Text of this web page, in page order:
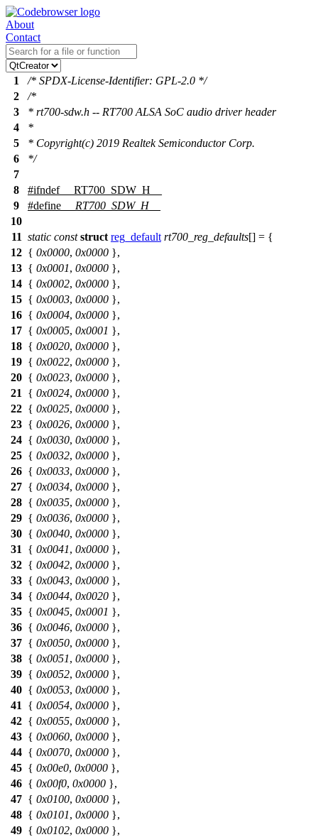
About
Contact
1
/* SPDX-License-Identifier: GPL-2.0 */
2
/*
3
* rt700-sdw.h -- RT700 ALSA SoC audio driver header
4
*
5
* Copyright(c) 2019 Realtek Semiconductor Corp.
6
*/
7
8
#ifndef
__RT700_SDW_H__
9
#define
__RT700_SDW_H__
10
11 static const struct reg_default rt700_reg_defaults[] = {
12 { 0x0000, 0x0000 },
13 { 0x0001, 0x0000 },
14 { 0x0002, 0x0000 },
15 { 0x0003, 0x0000 },
16 { 0x0004, 0x0000 },
17 { 0x0005, 0x0001 },
18 { 0x0020, 0x0000 },
19 { 0x0022, 0x0000 },
20 { 0x0023, 0x0000 },
21
{ 0x0024, 0x0000 },
22 { 0x0025, 0x0000 },
23 { 0x0026, 0x0000 },
24 { 0x0030, 0x0000 },
25 { 0x0032, 0x0000 },
26 { 0x0033, 0x0000 },
27 { 0x0034, 0x0000 },
28 { 0x0035, 0x0000 },
29 { 0x0036, 0x0000 },
30 { 0x0040, 0x0000 },
31
{ 0x0041, 0x0000 },
32 { 0x0042, 0x0000 },
33 { 0x0043, 0x0000 },
34 { 0x0044, 0x0020 },
35 { 0x0045, 0x0001 },
36 { 0x0046, 0x0000 },
37 { 0x0050, 0x0000 },
38 { 0x0051, 0x0000 },
39 { 0x0052, 0x0000 },
40 { 0x0053, 0x0000 },
41
{ 0x0054, 0x0000 },
42 { 0x0055, 0x0000 },
43 { 0x0060, 0x0000 },
44 { 0x0070, 0x0000 },
45 { 0x00e0, 0x0000 },
46 { 0x00f0, 0x0000 },
47 { 0x0100, 0x0000 },
48 { 0x0101, 0x0000 },
49 { 0x0102, 0x0000 },